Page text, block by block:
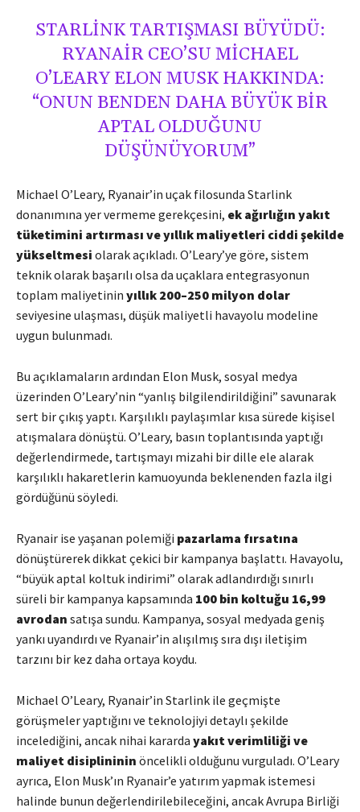
STARLINK TARTIŞMASI BÜYÜDÜ:
RYANAIR CEO’SU MICHAEL
O’LEARY ELON MUSK HAKKINDA:
“ONUN BENDEN DAHA BÜYÜK BIR
APTAL OLDUĞUNU
DÜŞÜNÜYORUM”
Michael O’Leary, Ryanair’in uçak filosunda Starlink
donanımına yer vermeme gerekçesini, ek ağırlığın yakıt
tüketimini artırması ve yıllık maliyetleri ciddi şekilde
yükseltmesi olarak açıkladı. O’Leary’ye göre, sistem
teknik olarak başarılı olsa da uçaklara entegrasyonun
toplam maliyetinin yıllık 200–250 milyon dolar
seviyesine ulaşması, düşük maliyetli havayolu modeline
uygun bulunmadı.
Bu açıklamaların ardından Elon Musk, sosyal medya
üzerinden O’Leary’nin “yanlış bilgilendirildiğini” savunarak
sert bir çıkış yaptı. Karşılıklı paylaşımlar kısa sürede kişisel
atışmalara dönüştü. O’Leary, basın toplantısında yaptığı
değerlendirmede, tartışmayı mizahi bir dille ele alarak
karşılıklı hakaretlerin kamuoyunda beklenenden fazla ilgi
gördüğünü söyledi.
Ryanair ise yaşanan polemiği pazarlama fırsatına
dönüştürerek dikkat çekici bir kampanya başlattı. Havayolu,
“büyük aptal koltuk indirimi” olarak adlandırdığı sınırlı
süreli bir kampanya kapsamında 100 bin koltuğu 16,99
avrodan satışa sundu. Kampanya, sosyal medyada geniş
yankı uyandırdı ve Ryanair’in alışılmış sıra dışı iletişim
tarzını bir kez daha ortaya koydu.
Michael O’Leary, Ryanair’in Starlink ile geçmişte
görüşmeler yaptığını ve teknolojiyi detaylı şekilde
incelediğini, ancak nihai kararda yakıt verimliliği ve
maliyet disiplininin öncelikli olduğunu vurguladı. O’Leary
ayrıca, Elon Musk’ın Ryanair’e yatırım yapmak istemesi
halinde bunun değerlendirilebileceğini, ancak Avrupa Birliği